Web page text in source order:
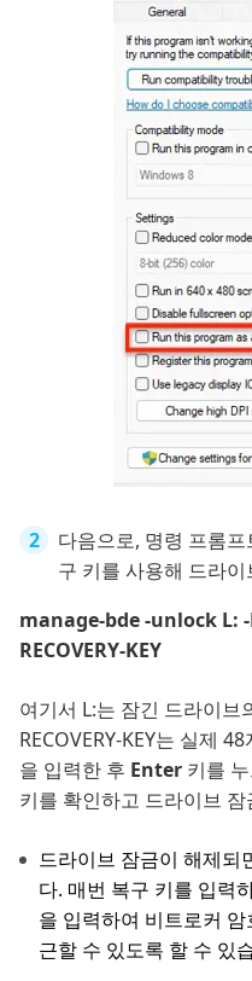
다음으로, 명령 프롬
구 키를 사용해 드라
manage-bde -unlock L:
RECOVERY-KEY
여기서 L:는 잠긴 드라이브
RECOVERY-KEY는 실제
을 입력한 후 Enter 키를
키를 확인하고 드라이브
드라이브 잠금이 해제되
다. 매번 복구 키를 입력
을 입력하여 비트로커
근할 수 있도록 할 수 있